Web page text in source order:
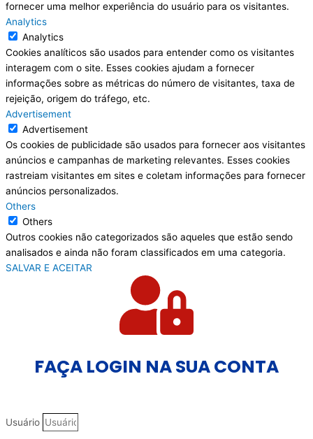
fornecer uma melhor experiência do usuário para os visitantes.
Analytics
Analytics
Cookies analíticos são usados para entender como os visitantes
interagem com o site. Esses cookies ajudam a fornecer
informações sobre as métricas do número de visitantes, taxa de
rejeição, origem do tráfego, etc.
Advertisement
Advertisement
Os cookies de publicidade são usados para fornecer aos visitantes
anúncios e campanhas de marketing relevantes. Esses cookies
rastreiam visitantes em sites e coletam informações para fornecer
anúncios personalizados.
Others
Others
Outros cookies não categorizados são aqueles que estão sendo
analisados e ainda não foram classificados em uma categoria.
SALVAR E ACEITAR
FAÇA LOGIN NA SUA CONTA
Usuário